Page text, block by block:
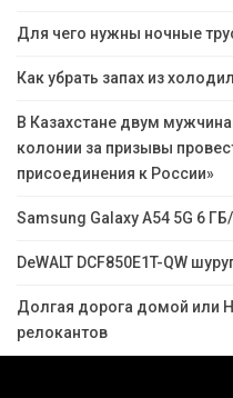
Для чего нужны ночные
Как убрать запах из
В Казахстане двум
колонии за призывы
присоединения к России»
Samsung Galaxy A54 5G 6
DeWALT DCF850E1T-QW
Долгая дорога домой или
релокантов